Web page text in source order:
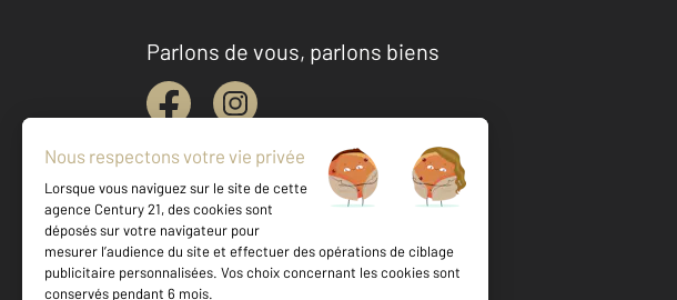
Parlons de vous, parlons biens
Votre agence est notée